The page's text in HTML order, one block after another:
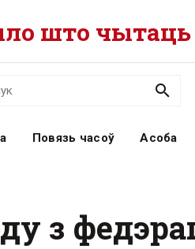
што чытаць
Повязь часоў Асоба
з